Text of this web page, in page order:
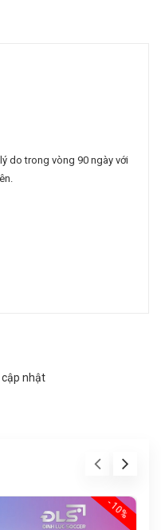
do trong vòng 90 ngày với
nhật
- 10%